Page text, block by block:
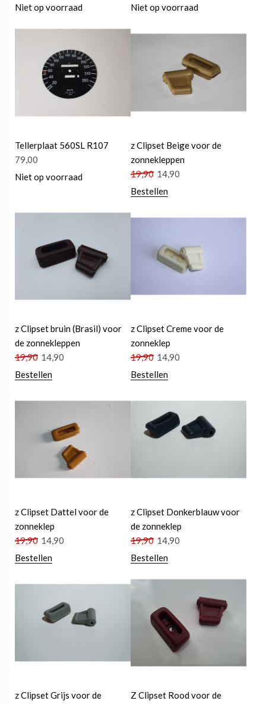
Niet op voorraad
Niet op voorraad
Tellerplaat 560SL R107
79,00
Niet op voorraad
z Clipset Beige voor de
zonnekleppen
19,90 14,90
Bestellen
z Clipset bruin (Brasil) voor
de zonnekleppen
19,90 14,90
Bestellen
z Clipset Creme voor de
zonneklep
19,90 14,90
Bestellen
z Clipset Dattel voor de
zonneklep
19,90 14,90
Bestellen
z Clipset Donkerblauw voor
de zonneklep
19,90 14,90
Bestellen
z Clipset Grijs voor de
Z Clipset Rood voor de